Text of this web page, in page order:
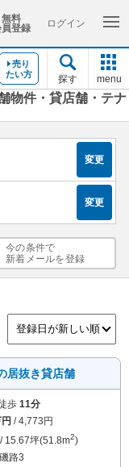
無料
登録
ログイン
売り
たい方
探す menu
物件・貸店舗・テナ
変更
変更
今の条件で
新着メールを登録
居抜き貸店舗
歩 11分
/ 4,773円
15.67坪(51.8m2)
路3